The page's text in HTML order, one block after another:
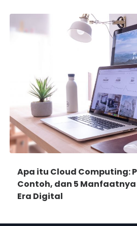
Apa itu Cloud Computing:
Contoh, dan 5 Manfaatnya
Era Digital